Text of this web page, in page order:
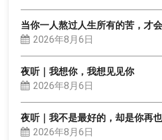
当你一人熬过人生所有的苦，才
2026年8月6日
夜听｜我想你，我想见见你
2026年8月6日
夜听｜我不是最好的，却是你再
2026年8月6日